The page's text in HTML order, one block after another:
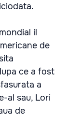
il
de
ce a fost
a
al sau, Lori
de